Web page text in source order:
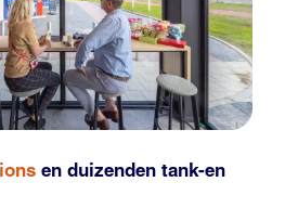
en duizenden tank-en